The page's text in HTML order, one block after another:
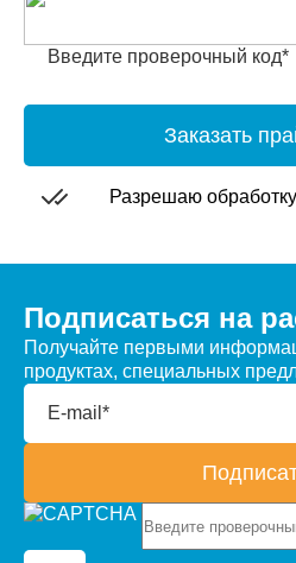
Введите проверочный код*
Заказать
Разрешаю обработку
Подписаться на
Получайте первыми
продуктах, специальных
E-mail*